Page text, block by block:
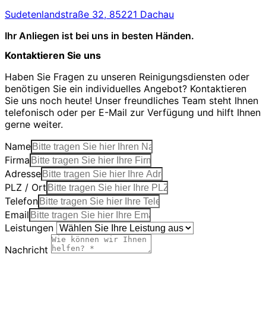
Sudetenlandstraße 32, 85221 Dachau
Ihr Anliegen ist bei uns in besten Händen.
Kontaktieren Sie uns
Haben Sie Fragen zu unseren Reinigungsdiensten oder
benötigen Sie ein individuelles Angebot? Kontaktieren
Sie uns noch heute! Unser freundliches Team steht Ihnen
telefonisch oder per E-Mail zur Verfügung und hilft Ihnen
gerne weiter.
Name
Firma
Adresse
PLZ / Ort
Telefon
Email
Leistungen
Nachricht